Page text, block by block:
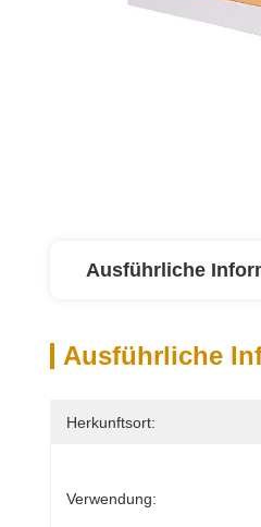
Ausführliche
Ausführliche
Herkunftsort:
Verwendung: